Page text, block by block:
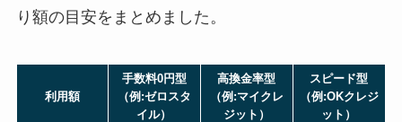
り額の目安をまとめました。
利用額
手数料0円型
（例:ゼロスタ
イル）
高換金率型
（例:マイクレ
ジット）
スピード型
（例:OKクレジ
ット）